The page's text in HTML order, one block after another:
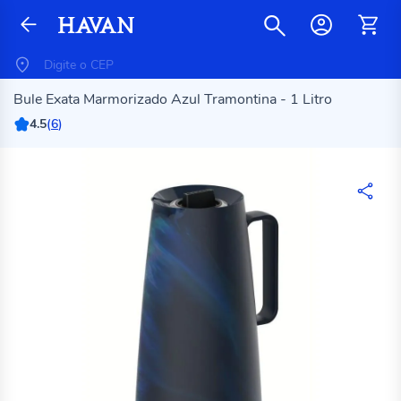
Bule Exata Marmorizado Azul Tramontina - 1 Litro
4.5(6)